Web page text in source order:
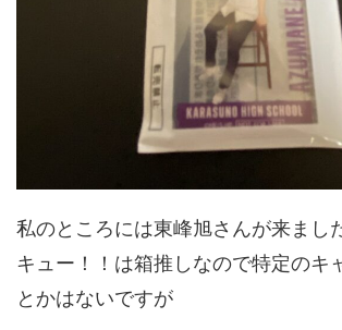
私のところには東峰旭さんが来まし
キュー！！は箱推しなので特定のキ
とかはないですが